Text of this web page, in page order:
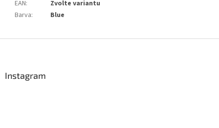
EAN:
Zvolte variantu
Barva: Blue
Instagram